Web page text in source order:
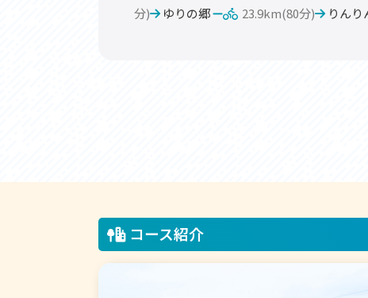
分)
ゆりの郷 23.9km(80分) りん
コース紹介